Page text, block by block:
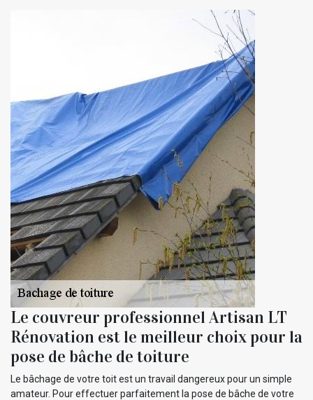
Le couvreur professionnel Artisan LT
Rénovation est le meilleur choix pour la
pose de bâche de toiture
Le bâchage de votre toit est un travail dangereux pour un simple
amateur. Pour effectuer parfaitement la pose de bâche de votre